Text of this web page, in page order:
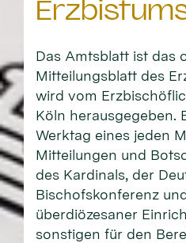
Das Amtsblatt ist das
Mitteilungsblatt des
wird vom
Köln herausgegeben.
Werktag eines jeden
Mitteilungen und
des Kardinals, der
Bischofskonferenz
überdiözesaner
sonstigen für den